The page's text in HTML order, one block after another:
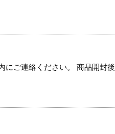
ご連絡ください。 商品開封